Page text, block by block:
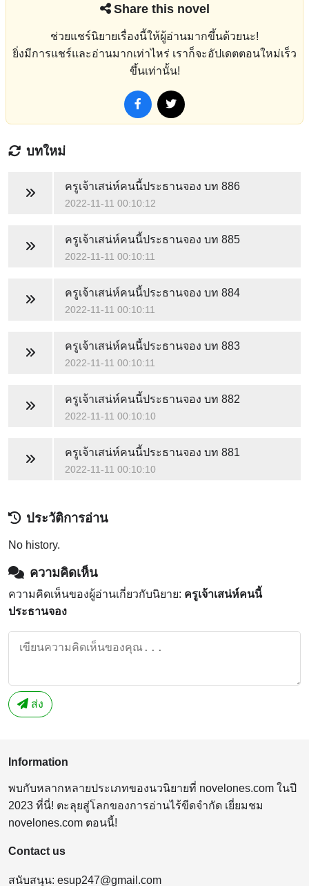
Share this novel
ช่วยแชร์นิยายเรื่องนี้ให้ผู้อ่านมากขึ้นด้วยนะ!
ยิ่งมีการแชร์และอ่านมากเท่าไหร่ เราก็จะอัปเดตตอนใหม่เร็ว
ขึ้นเท่านั้น!
บทใหม่
ครูเจ้าเสน่ห์คนนี้ประธานจอง บท 886
2022-11-11 00:10:12
ครูเจ้าเสน่ห์คนนี้ประธานจอง บท 885
2022-11-11 00:10:11
ครูเจ้าเสน่ห์คนนี้ประธานจอง บท 884
2022-11-11 00:10:11
ครูเจ้าเสน่ห์คนนี้ประธานจอง บท 883
2022-11-11 00:10:11
ครูเจ้าเสน่ห์คนนี้ประธานจอง บท 882
2022-11-11 00:10:10
ครูเจ้าเสน่ห์คนนี้ประธานจอง บท 881
2022-11-11 00:10:10
ประวัติการอ่าน
No history.
ความคิดเห็น
ความคิดเห็นของผู้อ่านเกี่ยวกับนิยาย: ครูเจ้าเสน่ห์คนนี้
ประธานจอง
ส่ง
Information
พบกับหลากหลายประเภทของนวนิยายที่ novelones.com ในปี
2023 ที่นี่! ตะลุยสู่โลกของการอ่านไร้ขีดจำกัด เยี่ยมชม
novelones.com ตอนนี้!
Contact us
สนับสนุน: esup247@gmail.com